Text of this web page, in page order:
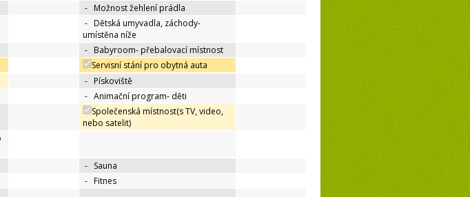
- Možnost žehlení prádla
- Dětská umyvadla, záchody-
umístěna níže
- Babyroom- přebalovací místnost
Servisní stání pro obytná auta
- Pískoviště
- Animační program- děti
Společenská místnost(s TV, video,
nebo satelit)
- Sauna
- Fitnes